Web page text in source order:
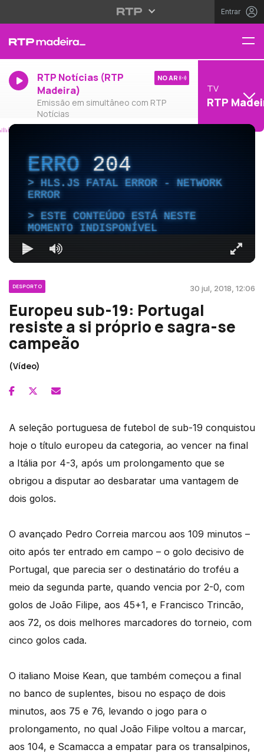
Entrar
RTP Notícias (RTP
Madeira)
Emissão em simultâneo com RTP
Notícias
NO AR
TV
RTP
ERRO204
HLS.JS FATAL ERROR - NETWORK
ERROR
ESTE CONTEÚDO ESTÁ NESTE
MOMENTO INDISPONÍVEL
DESPORTO 30 jul, 2018, 12:06
Europeu sub-19: Portugal
resiste a si próprio e sagra-se
campeão
(Vídeo)
A seleção portuguesa de futebol de sub-19 conquistou
hoje o título europeu da categoria, ao vencer na final
a Itália por 4-3, após um prolongamento que se
obrigou a disputar ao desbaratar uma vantagem de
dois golos.
O avançado Pedro Correia marcou aos 109 minutos –
oito após ter entrado em campo – o golo decisivo de
Portugal, que parecia ser o destinatário do troféu a
meio da segunda parte, quando vencia por 2-0, com
golos de João Filipe, aos 45+1, e Francisco Trincão,
aos 72, os dois melhores marcadores do torneio, com
cinco golos cada.
O italiano Moise Kean, que também começou a final
no banco de suplentes, bisou no espaço de dois
minutos, aos 75 e 76, levando o jogo para o
prolongamento, no qual João Filipe voltou a marcar,
aos 104, e Scamacca a empatar para os transalpinos,